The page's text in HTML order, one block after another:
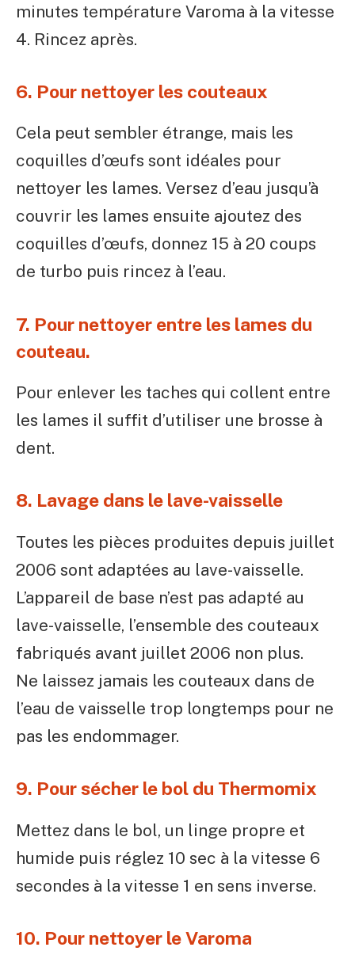
minutes température Varoma à la vitesse
4. Rincez après.
6. Pour nettoyer les couteaux
Cela peut sembler étrange, mais les
coquilles d’œufs sont idéales pour
nettoyer les lames. Versez d’eau jusqu’à
couvrir les lames ensuite ajoutez des
coquilles d’œufs, donnez 15 à 20 coups
de turbo puis rincez à l’eau.
7. Pour nettoyer entre les lames du
couteau.
Pour enlever les taches qui collent entre
les lames il suffit d’utiliser une brosse à
dent.
8. Lavage dans le lave-vaisselle
Toutes les pièces produites depuis juillet
2006 sont adaptées au lave-vaisselle.
L’appareil de base n’est pas adapté au
lave-vaisselle, l’ensemble des couteaux
fabriqués avant juillet 2006 non plus.
Ne laissez jamais les couteaux dans de
l’eau de vaisselle trop longtemps pour ne
pas les endommager.
9. Pour sécher le bol du Thermomix
Mettez dans le bol, un linge propre et
humide puis réglez 10 sec à la vitesse 6
secondes à la vitesse 1 en sens inverse.
10. Pour nettoyer le Varoma